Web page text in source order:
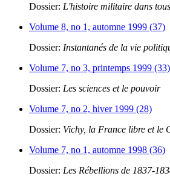
Dossier: L'histoire militaire dans
Volume 8, no 1, automne 1999 (37)
Dossier: Instantanés de la vie
Volume 7, no 3, printemps 1999 (33)
Dossier: Les sciences et le pouvoir
Volume 7, no 2, hiver 1999 (28)
Dossier: Vichy, la France libre et le
Volume 7, no 1, automne 1998 (36)
Dossier: Les Rébellions de 1837-